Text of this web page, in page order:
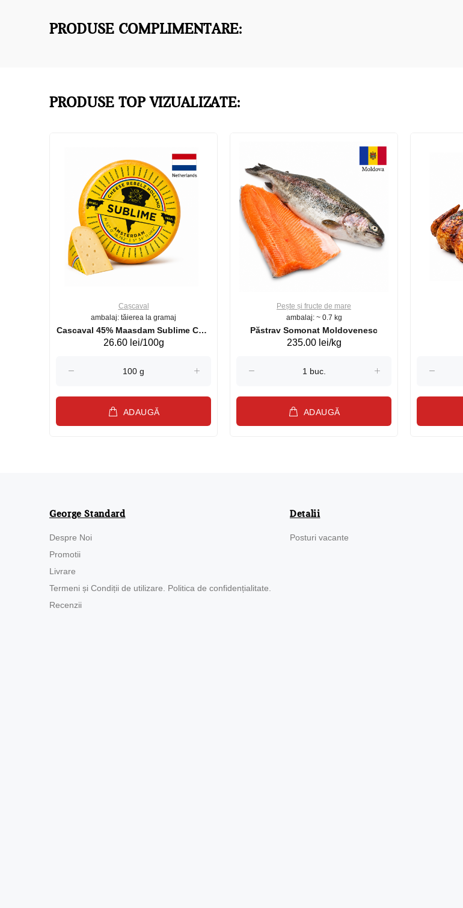
PRODUSE COMPLIMENTARE:
PRODUSE TOP VIZUALIZATE:
Cașcaval
ambalaj: tăierea la gramaj
Cascaval 45% Maasdam Sublime Cow
(075002)
26.60 lei/100g
ADAUGĂ
Pește și fructe de mare
ambalaj: ~ 0.7 kg
Păstrav Somonat Moldovenesc
235.00 lei/kg
ADAUGĂ
George Standard
Despre Noi
Promotii
Livrare
Termeni și Condiții de utilizare. Politica de confidențialitate.
Recenzii
Detalii
Posturi vacante